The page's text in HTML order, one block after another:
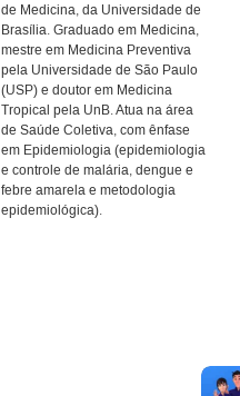
de Medicina, da Universidade de
Brasília. Graduado em Medicina,
mestre em Medicina Preventiva
pela Universidade de São Paulo
(USP) e doutor em Medicina
Tropical pela UnB. Atua na área
de Saúde Coletiva, com ênfase
em Epidemiologia (epidemiologia
e controle de malária, dengue e
febre amarela e metodologia
epidemiológica).